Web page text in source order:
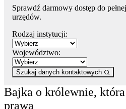
Sprawdź darmowy dostęp do
urzędów.
Rodzaj instytucji:
Województwo:
Szukaj danych kontaktowych
Bajka o królewnie, która
prawa